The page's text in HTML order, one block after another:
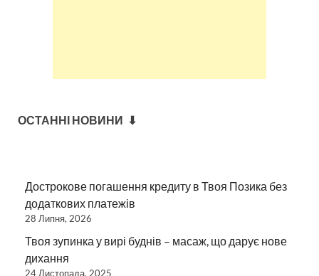
ОСТАННІ НОВИНИ ⬇
Дострокове погашення кредиту в Твоя Позика без
додаткових платежів
28 Липня, 2026
Твоя зупинка у вирі буднів – масаж, що дарує нове
дихання
24 Листопада, 2025